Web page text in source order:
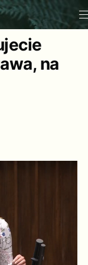
na